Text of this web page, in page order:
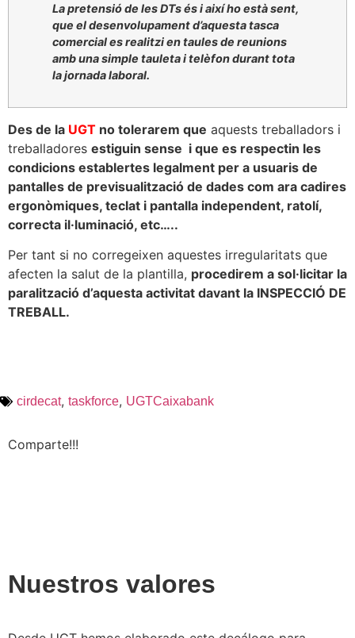
La pretensió de les DTs és i així ho està sent,
que el desenvolupament d’aquesta tasca
comercial es realitzi en taules de reunions
amb una simple tauleta i telèfon durant tota
la jornada laboral.
Des de la UGT no tolerarem que aquests treballadors i
treballadores estiguin sense i que es respectin les
condicions establertes legalment per a usuaris de
pantalles de previsualització de dades com ara cadires
ergonòmiques, teclat i pantalla independent, ratolí,
correcta il·luminació, etc…..
Per tant si no corregeixen aquestes irregularitats que
afecten la salut de la plantilla, procedirem a sol·licitar la
paralització d’aquesta activitat davant la INSPECCIÓ DE
TREBALL.
cirdecat, taskforce, UGTCaixabank
Comparte!!!
Nuestros valores